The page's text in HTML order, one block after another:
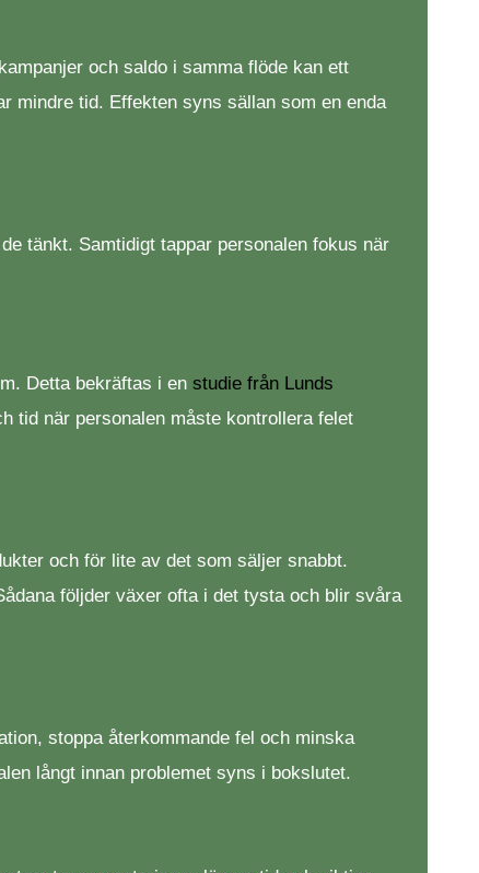
och saldo i samma flöde kan ett
mindre tid. Effekten syns sällan som en enda
tänkt. Samtidigt tappar personalen fokus när
Detta bekräftas i en studie från Lunds
tid när personalen måste kontrollera felet
och för lite av det som säljer snabbt.
följder växer ofta i det tysta och blir svåra
stoppa återkommande fel och minska
långt innan problemet syns i bokslutet.